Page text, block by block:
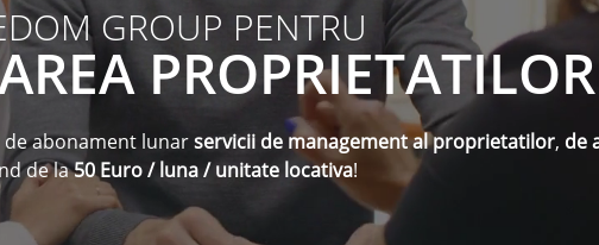
GROUP PENTRU
PROPRIETATILOR
abonament lunarservicii de management al proprietatilor, de
de la50 Euro / luna / unitate locativa!